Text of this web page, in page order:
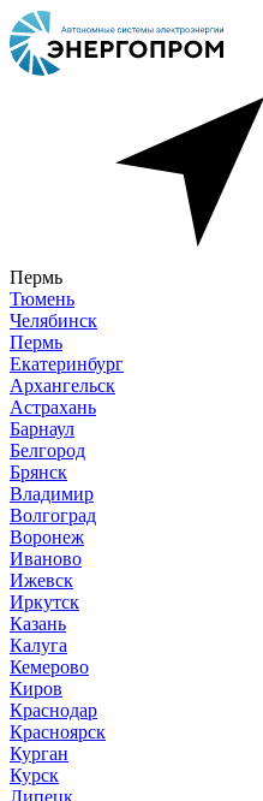
Пермь
Тюмень
Челябинск
Пермь
Екатеринбург
Архангельск
Астрахань
Барнаул
Белгород
Брянск
Владимир
Волгоград
Воронеж
Иваново
Ижевск
Иркутск
Казань
Калуга
Кемерово
Киров
Краснодар
Красноярск
Курган
Курск
Липецк